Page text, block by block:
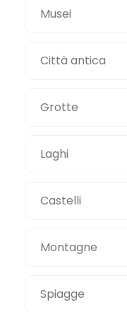
Musei
Città antica
Grotte
Laghi
Castelli
Montagne
Spiagge